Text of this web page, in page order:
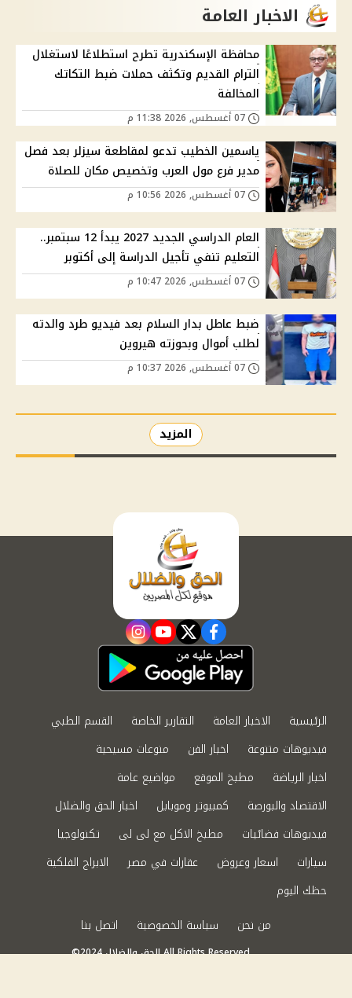
الاخبار العامة
محافظة الإسكندرية تطرح استطلاعًا لاستغلال
الترام القديم وتكثف حملات ضبط التكاتك
المخالفة
ياسمين الخطيب تدعو لمقاطعة سيزلر بعد فصل
مدير فرع مول العرب وتخصيص مكان للصلاة
العام الدراسي الجديد 2027 يبدأ 12 سبتمبر..
التعليم تنفي تأجيل الدراسة إلى أكتوبر
ضبط عاطل بدار السلام بعد فيديو طرد والدته
لطلب أموال وبحوزته هيروين
المزيد
facebook
twitter
youtube
instagram
الرئيسية الاخبار العامة التقارير الخاصة
القسم الطبي
فيديوهات متنوعة
اخبار الفن
منوعات مسيحية
اخبار الرياضة
مطبخ الموقع
مواضيع عامة
الاقتصاد والبورصة
كمبيوتر وموبايل
اخبار الحق والضلال
فيديوهات فضائيات
مطبخ الاكل مع لى لى
تكنولوجيا
سيارات
اسعار وعروض عقارات في مصر
الابراج الفلكية
حظك اليوم
من نحن
سياسة الخصوصية اتصل بنا
©2024 الحق والضلال All Rights Reserved.